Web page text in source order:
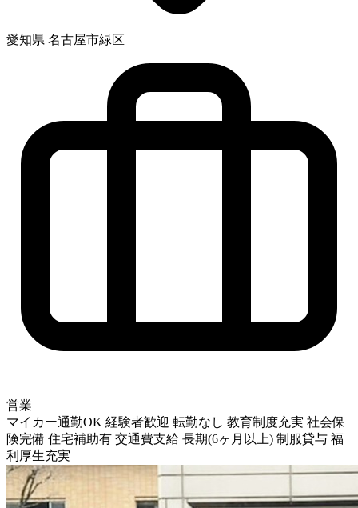
愛知県 名古屋市緑区
営業
マイカー通勤OK 経験者歓迎 転勤なし 教育制度充実 社会保
険完備 住宅補助有 交通費支給 長期(6ヶ月以上) 制服貸与 福
利厚生充実